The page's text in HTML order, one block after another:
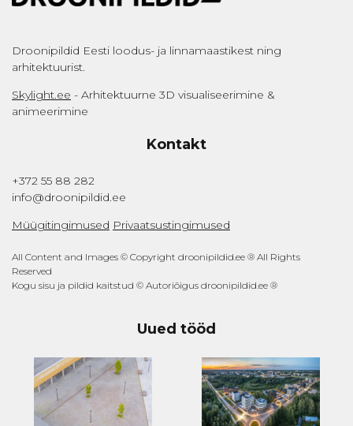
Droonipildid Eesti loodus- ja linnamaastikest ning
arhitektuurist.
Skylight.ee - Arhitektuurne 3D visualiseerimine &
animeerimine
Kontakt
+372 55 88 282
info@droonipildid.ee
Müügitingimused Privaatsustingimused
All Content and Images © Copyright droonipildid.ee ® All Rights
Reserved
Kogu sisu ja pildid kaitstud © Autoriõigus droonipildid.ee ®
Uued tööd